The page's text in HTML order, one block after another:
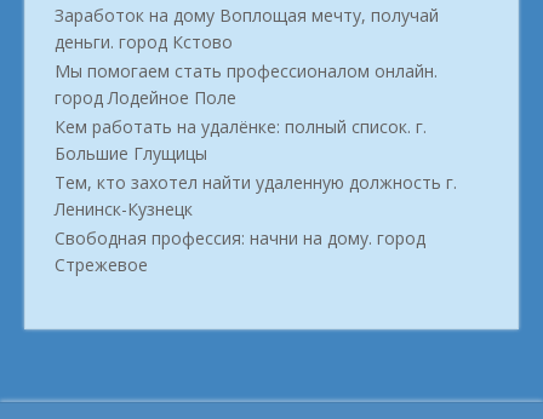
Заработок на дому Воплощая мечту, получай
деньги. город Кстово
Мы помогаем стать профессионалом онлайн.
город Лодейное Поле
Кем работать на удалёнке: полный список. г.
Большие Глущицы
Тем, кто захотел найти удаленную должность г.
Ленинск-Кузнецк
Свободная профессия: начни на дому. город
Стрежевое